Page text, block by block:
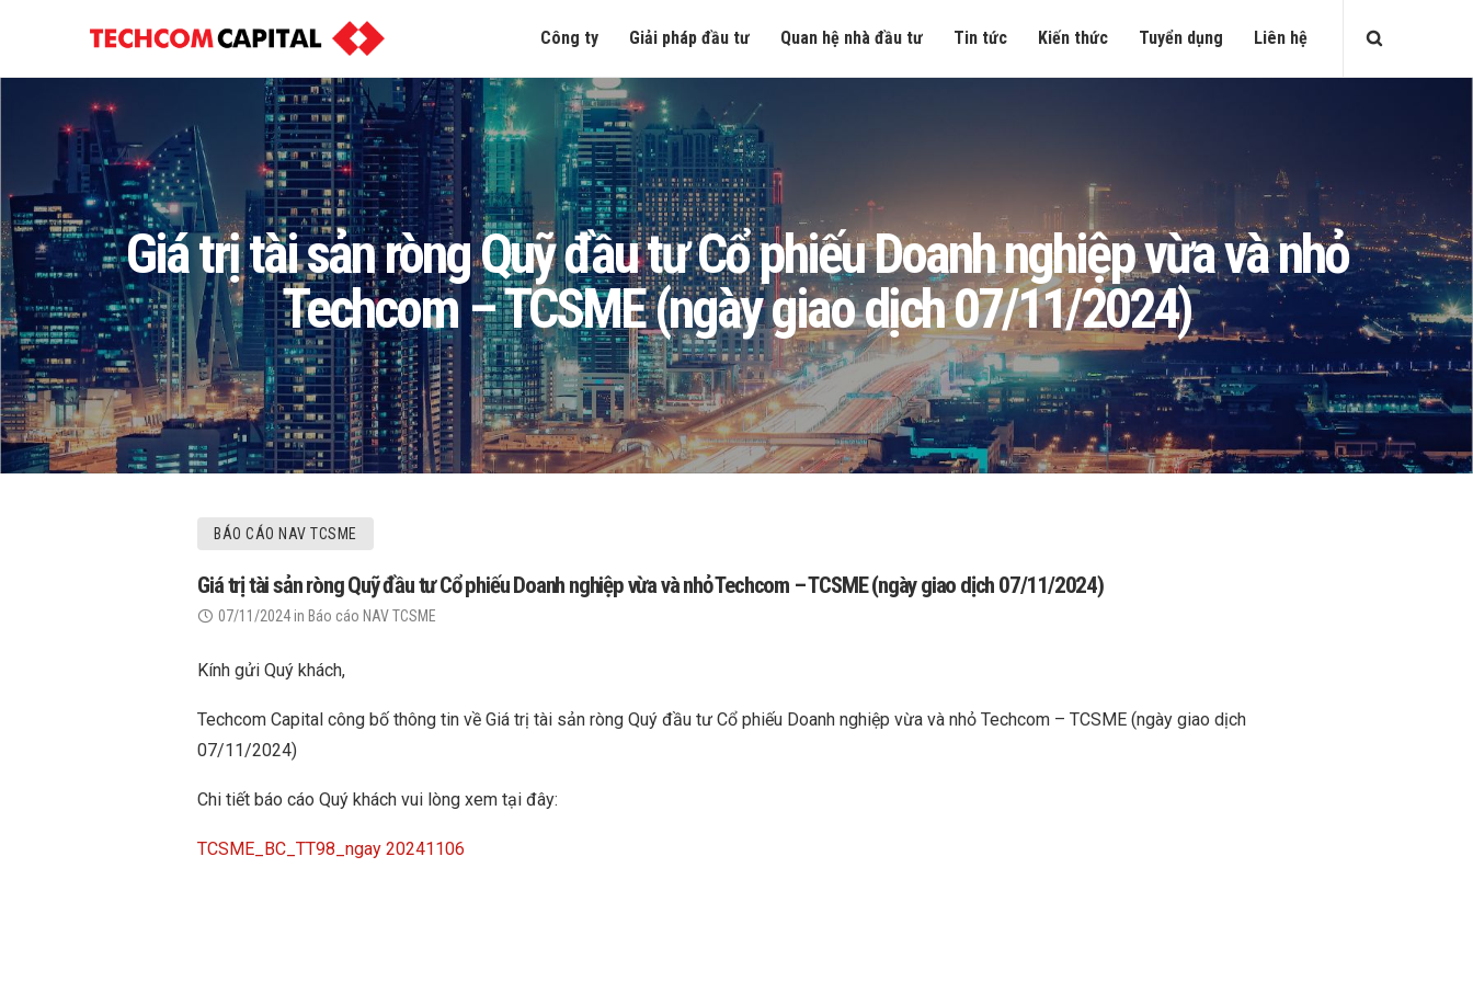
Công ty Giải pháp đầu tư Quan hệ nhà đầu tư Tin tức Kiến thức Tuyển dụng Liên hệ
Giá trị tài sản ròng Quỹ đầu tư Cổ phiếu Doanh nghiệp vừa và nhỏ
Techcom – TCSME (ngày giao dịch 07/11/2024)
BÁO CÁO NAV TCSME
Giá trị tài sản ròng Quỹ đầu tư Cổ phiếu Doanh nghiệp vừa và nhỏ Techcom – TCSME (ngày giao dịch 07/11/2024)
07/11/2024 in Báo cáo NAV TCSME
Kính gửi Quý khách,
Techcom Capital công bố thông tin về Giá trị tài sản ròng Quý đầu tư Cổ phiếu Doanh nghiệp vừa và nhỏ Techcom – TCSME (ngày giao dịch
07/11/2024)
Chi tiết báo cáo Quý khách vui lòng xem tại đây:
TCSME_BC_TT98_ngay 20241106